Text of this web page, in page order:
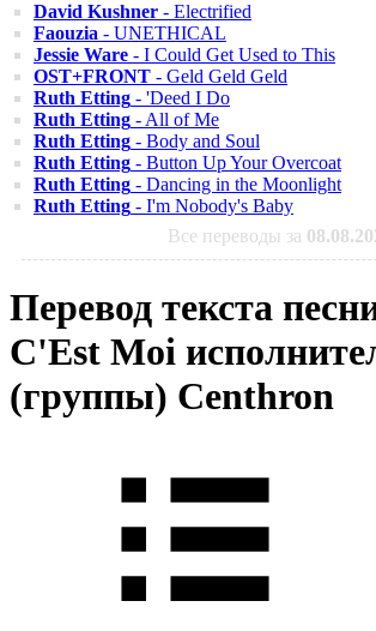
David Kushner - Electrified
Faouzia - UNETHICAL
Jessie Ware - I Could Get Used to This
OST+FRONT - Geld Geld Geld
Ruth Etting - 'Deed I Do
Ruth Etting - All of Me
Ruth Etting - Body and Soul
Ruth Etting - Button Up Your Overcoat
Ruth Etting - Dancing in the Moonlight
Ruth Etting - I'm Nobody's Baby
Все переводы за
Перевод текста
C'Est Moi
(группы) Centhron